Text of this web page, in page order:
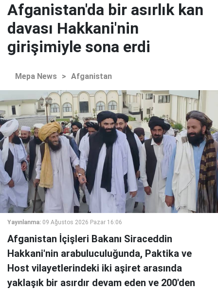
Afganistan'da bir asırlık kan
davası Hakkani'nin
girişimiyle sona erdi
Mepa News > Afganistan
Yayınlanma: 09 Ağustos 2026 Pazar 16:06
Afganistan İçişleri Bakanı Siraceddin
Hakkani'nin arabuluculuğunda, Paktika ve
Host vilayetlerindeki iki aşiret arasında
yaklaşık bir asırdır devam eden ve 200'den